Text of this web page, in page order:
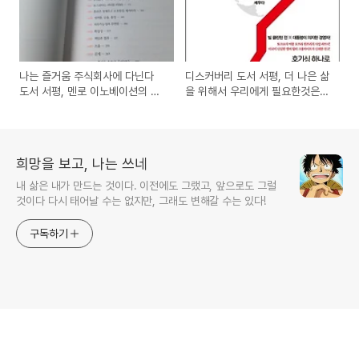
나는 즐거움 주식회사에 다닌다
도서 서평, 멘로 이노베이션의 행
디스커버리 도서 서평, 더 나은 삶
을 위해서 우리에게 필요한것은
희망을 보고, 나는 쓰네
내 삶은 내가 만드는 것이다. 이전에도 그랬고, 앞으로도 그럴
것이다 다시 태어날 수는 없지만, 그래도 변해갈 수는 있다!
구독하기